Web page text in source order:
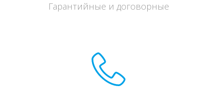
Гарантийные и договорные